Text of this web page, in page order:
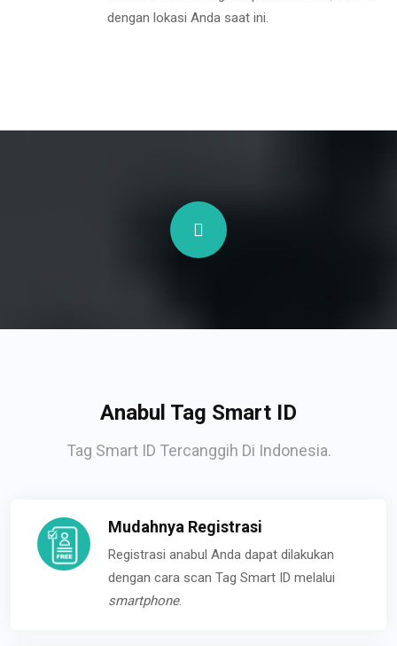
dengan lokasi Anda saat ini.
Anabul Tag Smart ID
Tag Smart ID Tercanggih Di Indonesia.
Mudahnya Registrasi
Registrasi anabul Anda dapat dilakukan
dengan cara scan Tag Smart ID melalui
smartphone.